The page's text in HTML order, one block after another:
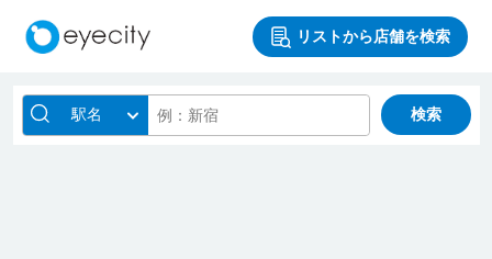
リストから店舗を検索
駅名 検索